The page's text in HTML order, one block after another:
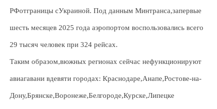
РФотграницы сУкраиной. Под данным Минтранса,запервые
шесть месяцев 2025 года аэропортом воспользовались всего
29 тысяч человек при 324 рейсах.
Таким образом,вюжных регионах сейчас нефункционируют
авиагавани вдевяти городах: Краснодаре,Анапе,Ростове-на-
Дону,Брянске,Воронеже,Белгороде,Курске,Липецке